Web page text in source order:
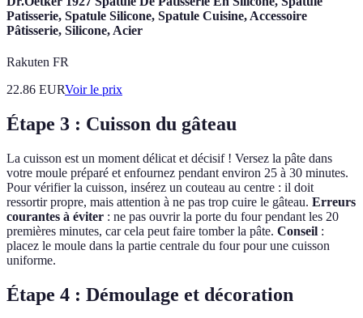
Patisserie, Spatule Silicone, Spatule Cuisine, Accessoire
Pâtisserie, Silicone, Acier
Rakuten FR
22.86 EURVoir le prix
Étape 3 : Cuisson du gâteau
La cuisson est un moment délicat et décisif ! Versez la pâte dans
votre moule préparé et enfournez pendant environ 25 à 30 minutes.
Pour vérifier la cuisson, insérez un couteau au centre : il doit
ressortir propre, mais attention à ne pas trop cuire le gâteau. Erreurs
courantes à éviter : ne pas ouvrir la porte du four pendant les 20
premières minutes, car cela peut faire tomber la pâte. Conseil :
placez le moule dans la partie centrale du four pour une cuisson
uniforme.
Étape 4 : Démoulage et décoration